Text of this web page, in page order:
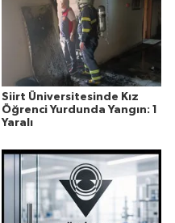
Siirt Üniversitesinde Kız
Öğrenci Yurdunda Yangın: 1
Yaralı